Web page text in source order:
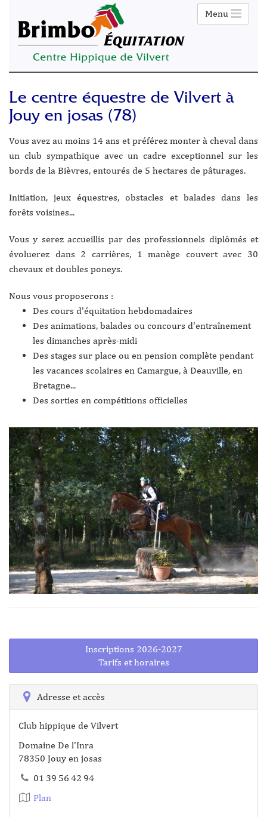
Menu
Le centre équestre de Vilvert à
Jouy en josas (78)
Vous avez au moins 14 ans et préférez monter à cheval dans
un club sympathique avec un cadre exceptionnel sur les
bords de la Bièvres, entourés de 5 hectares de pâturages.
Initiation, jeux équestres, obstacles et balades dans les
forêts voisines...
Vous y serez accueillis par des professionnels diplômés et
évoluerez dans 2 carrières, 1 manège couvert avec 30
chevaux et doubles poneys.
Nous vous proposerons :
Des cours d'équitation hebdomadaires
Des animations, balades ou concours d'entraînement
les dimanches après-midi
Des stages sur place ou en pension complète pendant
les vacances scolaires en Camargue, à Deauville, en
Bretagne...
Des sorties en compétitions officielles
Inscriptions 2026-2027
Tarifs et horaires
Adresse et accès
Club hippique de Vilvert
Domaine De l'Inra
78350 Jouy en josas
01 39 56 42 94
Plan